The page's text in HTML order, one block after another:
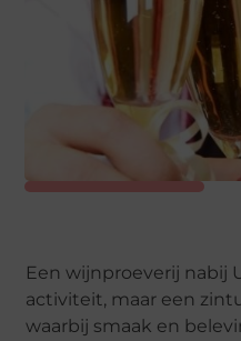
Een wijnproeverij nabij
activiteit, maar een
waarbij smaak en